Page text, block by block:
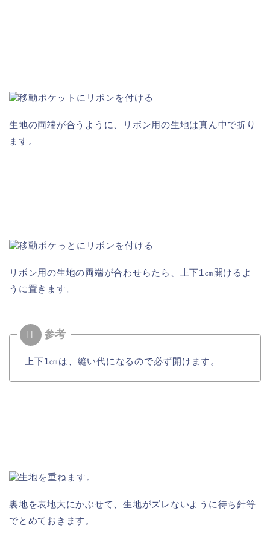
生地の両端が合うように、リボン用の生地は真ん中で折り
ます。
リボン用の生地の両端が合わせらたら、上下1㎝開けるよ
うに置きます。
上下1㎝は、縫い代になるので必ず開けます。
裏地を表地大にかぶせて、生地がズレないように待ち針等
でとめておきます。